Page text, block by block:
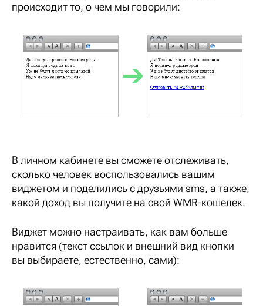
происходит то, о чем мы говорили:
В личном кабинете вы сможете отслеживать,
сколько человек воспользовались вашим
виджетом и поделились с друзьями sms, а также,
какой доход вы получите на свой WMR-кошелек.
Виджет можно настраивать, как вам больше
нравится (текст ссылок и внешний вид кнопки
вы выбираете, естественно, сами):